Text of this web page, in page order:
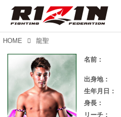
HOME 龍聖
名前：
出身地：
生年月日：
身長：
リーチ：